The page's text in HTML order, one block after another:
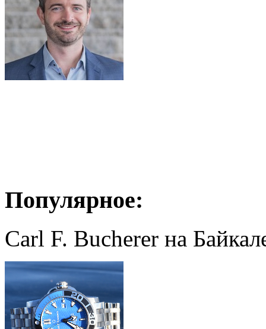
Популярное:
Carl F. Bucherer на